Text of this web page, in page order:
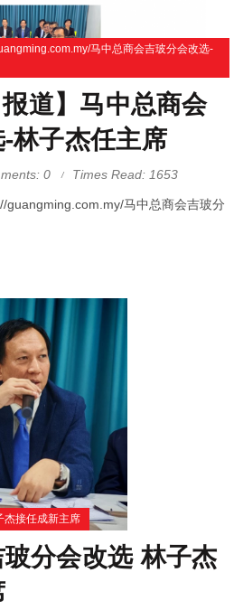
马中总商会吉玻分会改选-
报道】马中总商会
林子杰任主席
0 Times Read: 1653
guangming.com.my/马中总商会吉玻分
杰接任成新主席
分会改选 林子杰